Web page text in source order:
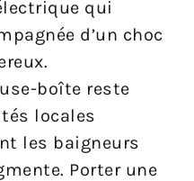
qui
d’un choc
boîte reste
locales
les baigneurs
Porter une